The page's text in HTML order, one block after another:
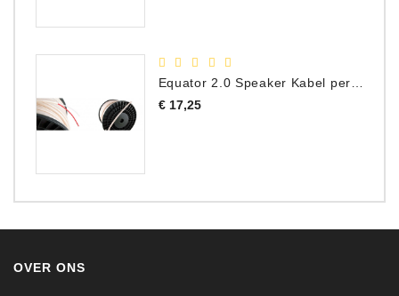
Equator 2.0 Speaker Kabel per meter
€ 17,25Prijs
OVER ONS